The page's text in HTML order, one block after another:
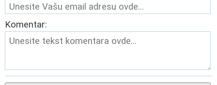
Komentar: